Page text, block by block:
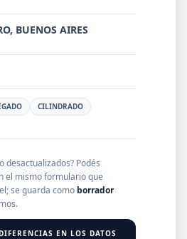
BUENOS AIRES
CILINDRADO
desactualizados? Podés
el mismo formulario que
se guarda como borrador
EN LOS DATOS